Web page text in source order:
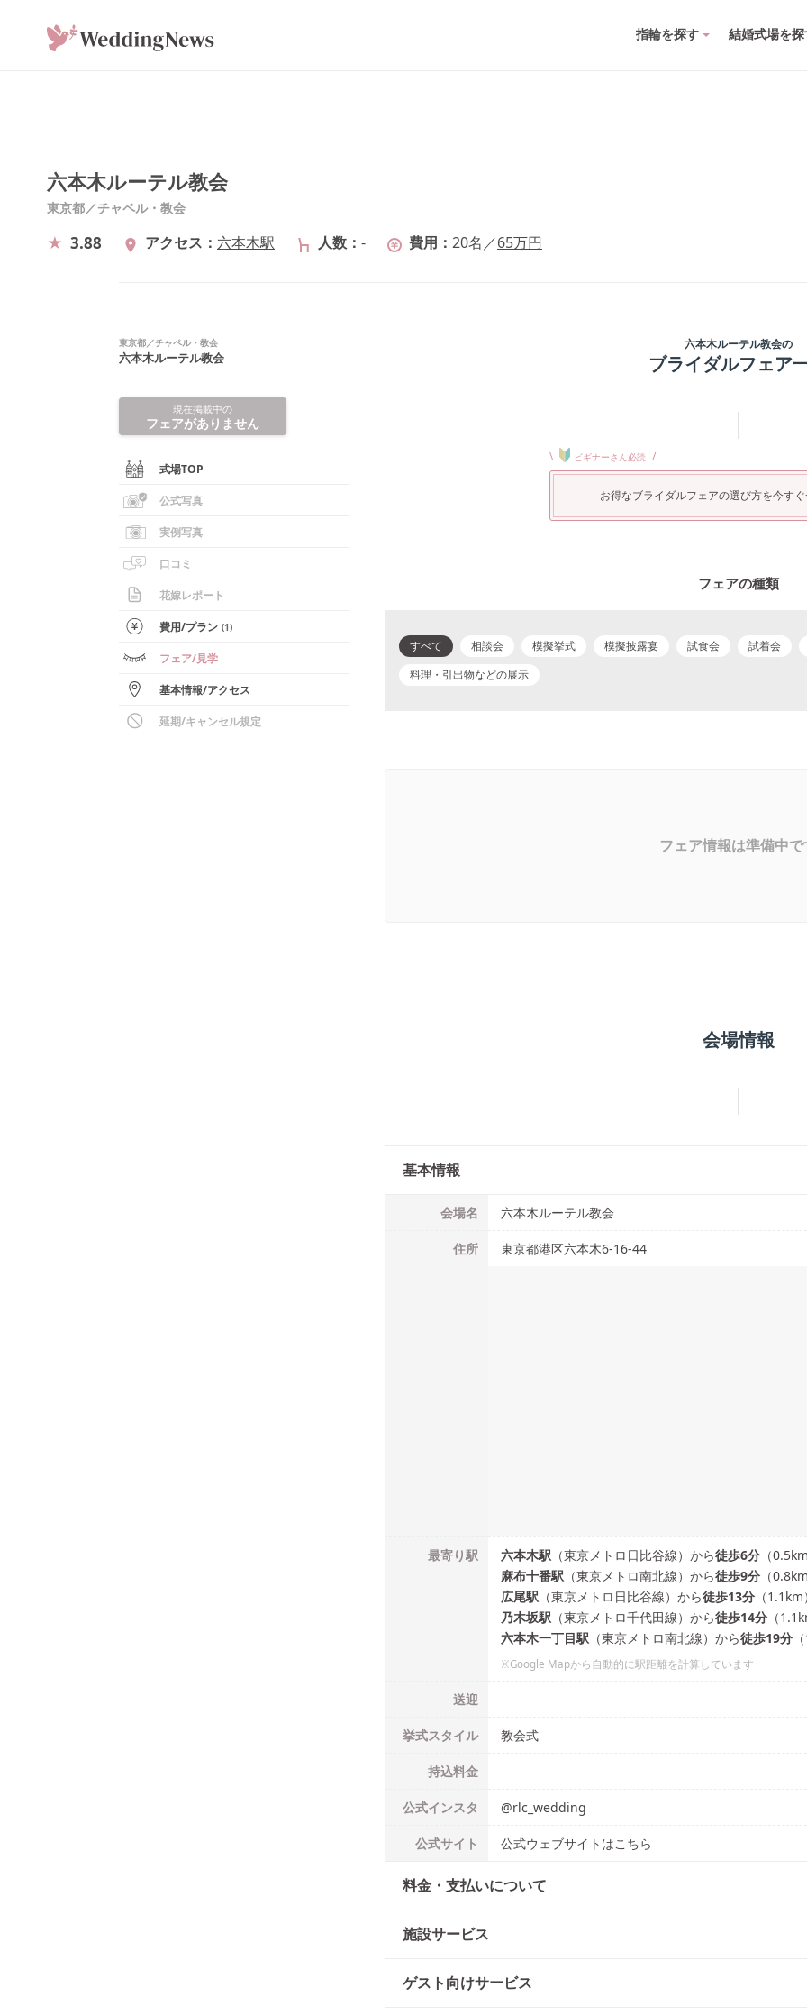
指輪を探す 結婚式場を
六本木ルーテル教会
東京都／チャペル・教会
3.88 アクセス 六本木駅 人数 - 費用 20名 ／65万円
東京都／チャペル・教会
六本木ルーテル教会
現在掲載中の
フェアがありません
式場TOP
公式写真
実例写真
口コミ
花嫁レポート
費用/プラン (1)
フェア/見学
基本情報/アクセス
延期/キャンセル規定
六本木ルーテル教会の
ブライダルフェア
\ ビギナーさん必読 /
お得なブライダルフェアの選び方を今す
フェアの種類
すべて 相談会 模擬挙式 模擬披露宴 試食会
試着会
料理・引出物などの展示
フェア情報は準備中で
会場情報
基本情報
会場名 六本木ルーテル教会
住所 東京都港区六本木6-16-44
最寄り駅 六本木駅 （東京メトロ日比谷線） から徒歩6分 （0.5
麻布十番駅 （東京メトロ南北線） から徒歩9分 （0.8
広尾駅 （東京メトロ日比谷線） から徒歩13分 （1.1 km
乃木坂駅 （東京メトロ千代田線） から徒歩14分 （1.1
六本木一丁目駅 （東京メトロ南北線） から徒歩19分 （
※Google Mapから自動的に駅距離を計算しています
送迎
挙式スタイル 教会式
持込料金
公式インスタ @rlc_wedding
公式サイト 公式ウェブサイトはこちら
料金・支払いについて
施設サービス
ゲスト向けサービス